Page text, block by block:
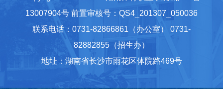
13007904号 前置审核号：QS4_201307_050036
联系电话：0731-82866861（办公室） 0731-
82882855（招生办）
地址：湖南省长沙市雨花区体院路469号